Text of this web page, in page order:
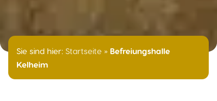
Sie sind hier: Startseite » Befreiungshalle
Kelheim